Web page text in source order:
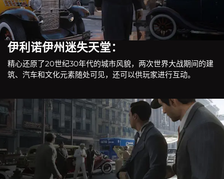
伊利诺伊州迷失天堂：
精心还原了20世纪30年代的城市风貌，两次世界大战期间的建
筑、汽车和文化元素随处可见，还可以供玩家进行互动。